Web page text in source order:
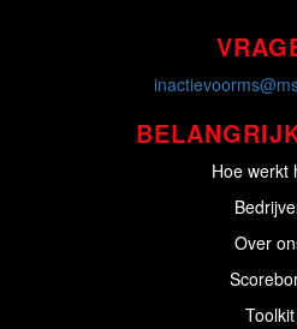
Hoe werkt
Over
Toolkit